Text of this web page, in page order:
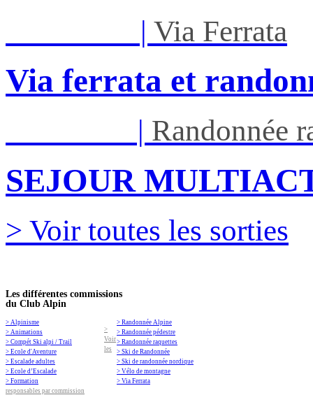
| Via Ferrata
Via ferrata et
| Randonnée
SEJOUR
> Voir toutes les sorties
Les différentes commissions
du Club Alpin
> Alpinisme
> Animations
> Compét Ski alpi / Trail
> Ecole d'Aventure
> Escalade adultes
> Ecole d’Escalade
> Formation
> Randonnée Alpine
> Randonnée pédestre
> Randonnée raquettes
> Ski de Randonnée
> Ski de randonnée nordique
> Vélo de montagne
> Via Ferrata
>
Voir
les
responsables par commission